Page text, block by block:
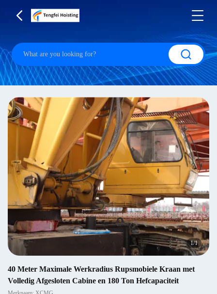
1/1
40 Meter Maximale Werkradius Rupsmobiele Kraan met
Volledig Afgesloten Cabine en 180 Ton Hefcapaciteit